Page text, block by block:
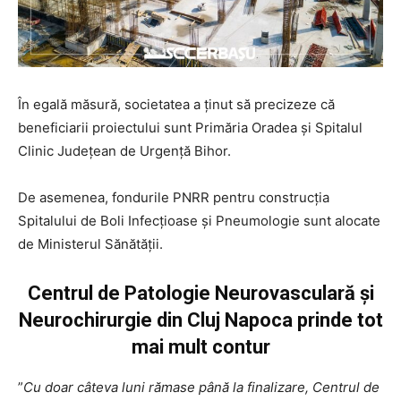
În egală măsură, societatea a ținut să precizeze că
beneficiarii proiectului sunt Primăria Oradea și Spitalul
Clinic Județean de Urgență Bihor.
De asemenea, fondurile PNRR pentru construcția
Spitalului de Boli Infecțioase și Pneumologie sunt alocate
de Ministerul Sănătății.
Centrul de Patologie Neurovasculară și
Neurochirurgie din Cluj Napoca prinde tot
mai mult contur
”Cu doar câteva luni rămase până la finalizare, Centrul de